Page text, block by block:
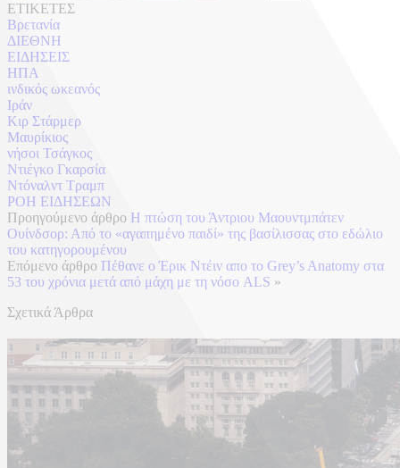
ΕΤΙΚΕΤΕΣ
Βρετανία
ΔΙΕΘΝΗ
ΕΙΔΗΣΕΙΣ
ΗΠΑ
ινδικός ωκεανός
Ιράν
Κιρ Στάρμερ
Μαυρίκιος
νήσοι Τσάγκος
Ντιέγκο Γκαρσία
Ντόναλντ Τραμπ
ΡΟΗ ΕΙΔΗΣΕΩΝ
Προηγούμενο άρθρο Η πτώση του Άντριου Μαουντμπάτεν
Ουίνδσορ: Από το «αγαπημένο παιδί» της βασίλισσας στο εδώλιο
του κατηγορουμένου
Επόμενο άρθρο Πέθανε ο Έρικ Ντέιν απο το Grey’s Anatomy στα
53 του χρόνια μετά από μάχη με τη νόσο ALS »
Σχετικά Άρθρα